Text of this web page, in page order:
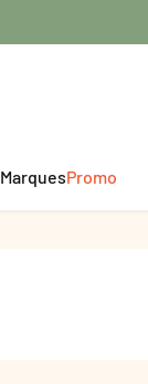
MarquesPromo